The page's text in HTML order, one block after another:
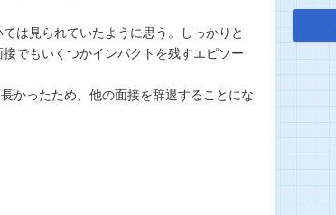
は見られていたように思う。しっかりと
でもいくつかインパクトを残すエピソー
かったため、他の面接を辞退することにな